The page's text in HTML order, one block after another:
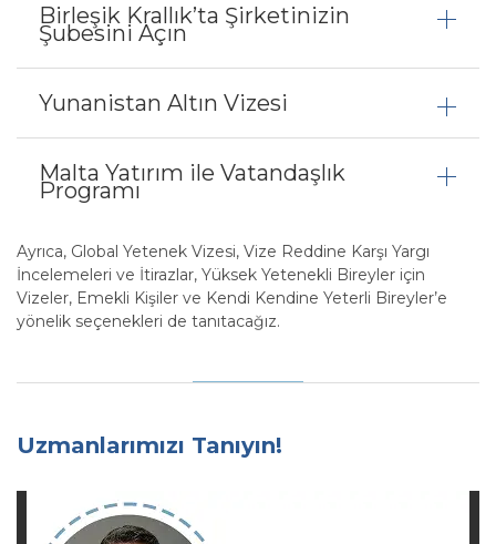
Birleşik Krallık’ta Şirketinizin
Şubesini Açın
Yunanistan Altın Vizesi
Malta Yatırım ile Vatandaşlık
Programı
Ayrıca, Global Yetenek Vizesi, Vize Reddine Karşı Yargı
İncelemeleri ve İtirazlar, Yüksek Yetenekli Bireyler için
Vizeler, Emekli Kişiler ve Kendi Kendine Yeterli Bireyler’e
yönelik seçenekleri de tanıtacağız.
Uzmanlarımızı Tanıyın!